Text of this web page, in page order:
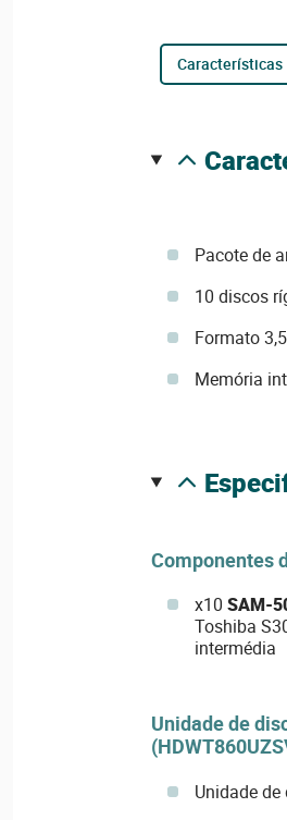
características
Pacote de
10 discos
Formato
Memória
Componentes
x10 SAM-
Toshiba
intermédia
Unidade de
Unidade